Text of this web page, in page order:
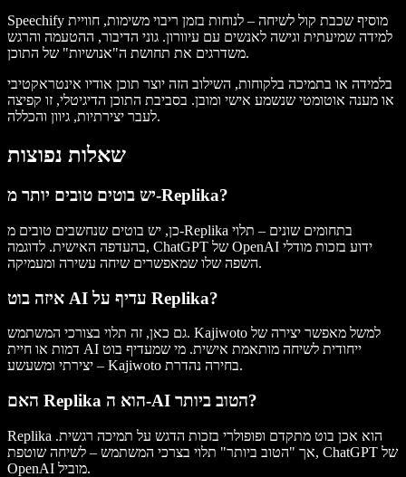
Speechify מוסיף שכבת קול לשיחה – לנוחות בזמן ריבוי משימות, חוויית
למידה שמיעתית וגישה לאנשים עם עיוורון. גוני הדיבור, ההטעמה והרגש
משדרגים את תחושת ה"אנושיות" של התוכן.
בלמידה או בתמיכה בלקוחות, השילוב הזה יוצר תוכן אודיו אינטראקטיבי
או מענה אוטומטי שנשמע אישי ומובן. בסביבת התוכן הדיגיטלי, זו קפיצה
לעבר יצירתיות, גיוון והכללה.
שאלות נפוצות
יש בוטים טובים יותר מ-Replika?
כן, יש בוטים שנחשבים טובים מ-Replika בתחומים שונים – תלוי
בהעדפה האישית. לדוגמה, ChatGPT של OpenAI ידוע בזכות מודלי
השפה שלו שמאפשרים שיחה עשירה ומעמיקה.
איזה בוט AI עדיף על Replika?
גם כאן, זה תלוי בצורכי המשתמש. Kajiwoto למשל מאפשר יצירה של
דמות או חיית AI ייחודית לשיחה מותאמת אישית. מי שמעדיף בוט
יצירתי ומשעשע – Kajiwoto בחירה נהדרת.
האם Replika הוא ה-AI הטוב ביותר?
Replika הוא אכן בוט מתקדם ופופולרי בזכות הדגש על תמיכה רגשית.
אך "הטוב ביותר" תלוי בצרכי המשתמש – לשיחה שוטפת, ChatGPT של
OpenAI מוביל.